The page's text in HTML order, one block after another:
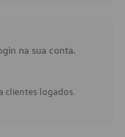
na sua conta.
clientes logados.